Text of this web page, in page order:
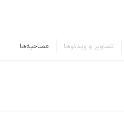
تصاویر و ویدئوها مصاحبه‌ها